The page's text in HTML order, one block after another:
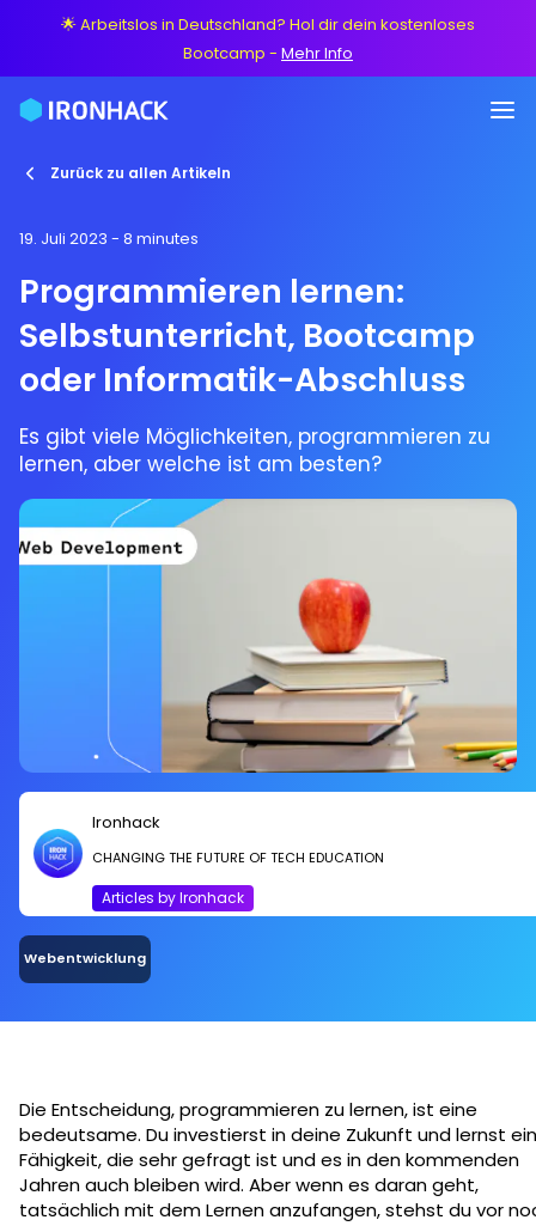
🌟 Arbeitslos in Deutschland? Hol dir dein kostenloses
Bootcamp - Mehr Info
Zurück zu allen Artikeln
19. Juli 2023 - 8 minutes
Programmieren lernen:
Selbstunterricht, Bootcamp
oder Informatik-Abschluss
Es gibt viele Möglichkeiten, programmieren zu
lernen, aber welche ist am besten?
Ironhack
CHANGING THE FUTURE OF TECH EDUCATION
Articles by Ironhack
Webentwicklung
Die Entscheidung, programmieren zu lernen, ist eine
bedeutsame. Du investierst in deine Zukunft und lernst
Fähigkeit, die sehr gefragt ist und es in den kommenden
Jahren auch bleiben wird. Aber wenn es daran geht,
tatsächlich mit dem Lernen anzufangen, stehst du vor